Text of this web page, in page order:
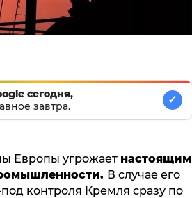
сегодня,
завтра.
✓
Европы угрожает настоящим
В случае его
контроля Кремля сразу по